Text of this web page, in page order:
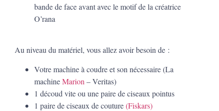
bande de face avant avec le motif de la créatrice
O’rana
Au niveau du matériel, vous allez avoir besoin de :
Votre machine à coudre et son nécessaire (La
machineMarion – Veritas)
1 découd vite ou une paire de ciseaux pointus
1 paire de ciseaux de couture(Fiskars)